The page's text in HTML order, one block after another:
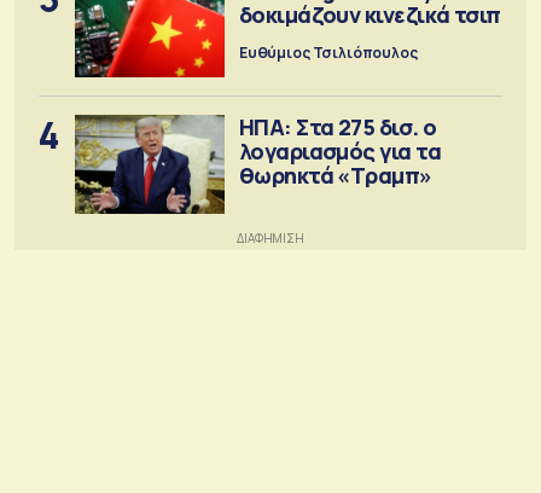
δοκιμάζουν κινεζικά τσιπ
Ευθύμιος Τσιλιόπουλος
4
ΗΠΑ: Στα 275 δισ. ο
λογαριασμός για τα
θωρηκτά «Τραμπ»